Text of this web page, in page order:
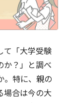
て「大学受験
か？」と調べ
。特に、親の
場合は今の大